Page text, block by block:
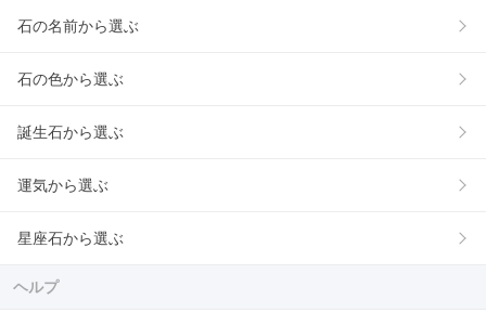
石の名前から選ぶ
石の色から選ぶ
誕生石から選ぶ
運気から選ぶ
星座石から選ぶ
ヘルプ